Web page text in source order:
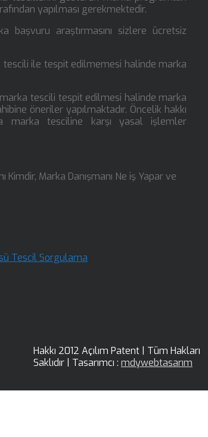
yapılması gerekmektedir.
başvuru araştırmasını sizlere ücretsiz
tescili ile tespit edilmemesi halinde marka
tescili tespit edilmesi halinde marka
öneriler yapılmaktadır. Öncelik hakkı
marka tesciline karşı yasal işlemler
Kimdir, Marka Danışmanı Ne iş Yapar ve
Tescil Sorgulama
Hakkı 2012 Açılım Patent | Tüm Hakları
Saklıdır | Tasarımcı : mdywebtasarım